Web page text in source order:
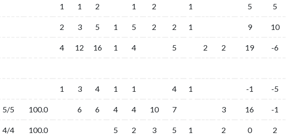
1 1 2 1 2 1 5 5
2 3 5 1 5 2 2 1 9 10
4 12 16 1 4 5 2 2 19 -6
1 3 4 1 1 4 1 -1 -5
5/5 100.0 6 6 4 4 10 7 3 16 -1
4/4 100.0 5 2 3 5 1 2 0 2